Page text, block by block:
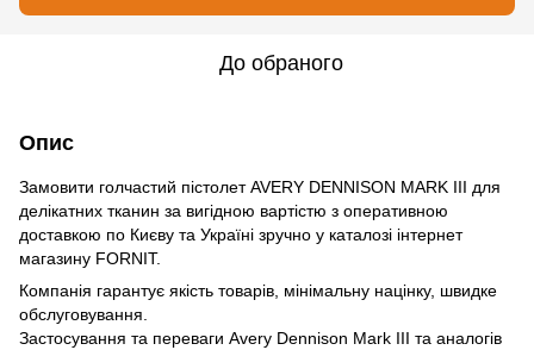
До обраного
Опис
Замовити голчастий пістолет AVERY DENNISON MARK III для
делікатних тканин за вигідною вартістю з оперативною
доставкою по Києву та Україні зручно у каталозі інтернет
магазину FORNIT.
Компанія гарантує якість товарів, мінімальну націнку, швидке
обслуговування.
Застосування та переваги Avery Dennison Mark III та аналогів